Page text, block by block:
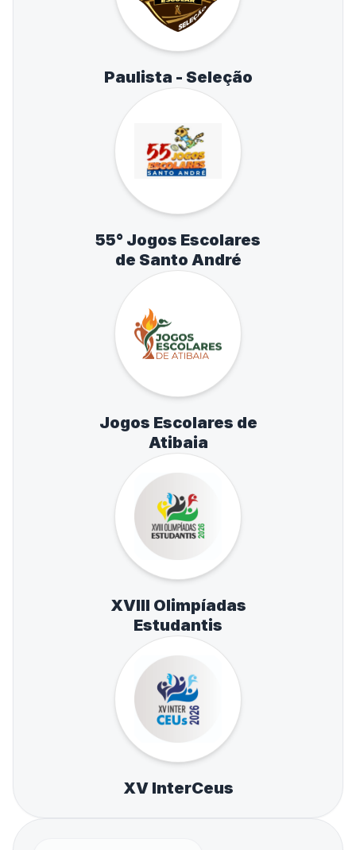
Paulista - Seleção
55° Jogos Escolares
de Santo André
Jogos Escolares de
Atibaia
XVIII Olimpíadas
Estudantis
XV InterCeus